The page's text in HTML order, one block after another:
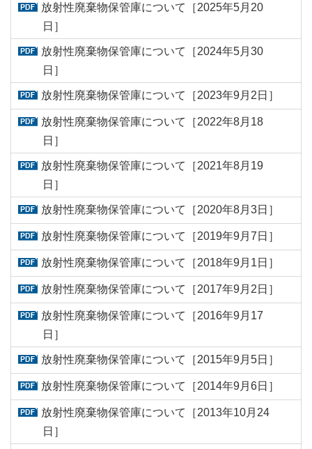
放射性廃棄物保管庫について［2025年5月20
日］
放射性廃棄物保管庫について［2024年5月30
日］
放射性廃棄物保管庫について［2023年9月2日］
放射性廃棄物保管庫について［2022年8月18
日］
放射性廃棄物保管庫について［2021年8月19
日］
放射性廃棄物保管庫について［2020年8月3日］
放射性廃棄物保管庫について［2019年9月7日］
放射性廃棄物保管庫について［2018年9月1日］
放射性廃棄物保管庫について［2017年9月2日］
放射性廃棄物保管庫について［2016年9月17
日］
放射性廃棄物保管庫について［2015年9月5日］
放射性廃棄物保管庫について［2014年9月6日］
放射性廃棄物保管庫について［2013年10月24
日］